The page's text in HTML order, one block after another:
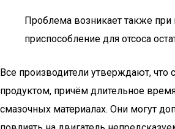
Проблема возникает также при
приспособление для отсоса
Все производители утверждают,
продуктом, причём длительное
смазочных материалах. Они могут